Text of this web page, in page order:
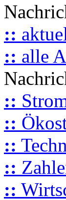
::
:: alle
::
::
::
::
::